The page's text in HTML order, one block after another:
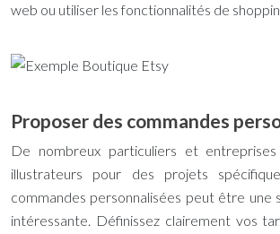
web ou utiliser les fonctionnalités de
Proposer des commandes
De nombreux particuliers et
illustrateurs pour des projets
commandes personnalisées peut être une
intéressante. Définissez clairement vos